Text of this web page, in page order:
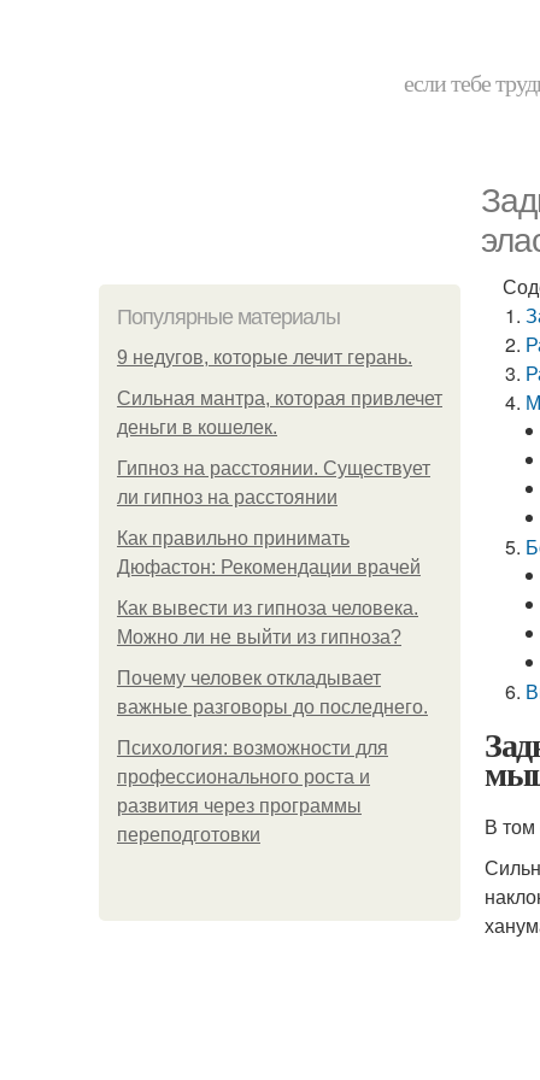
если тебе
Популярные материалы
9 недугов, которые лечит герань.
Сильная мантра, которая привлечет
деньги в кошелек.
Гипноз на расстоянии. Существует
ли гипноз на расстоянии
Как правильно принимать
Дюфастон: Рекомендации врачей
Как вывести из гипноза человека.
Можно ли не выйти из гипноза?
Почему человек откладывает
важные разговоры до последнего.
Психология: возможности для
профессионального роста и
развития через программы
переподготовки
В том